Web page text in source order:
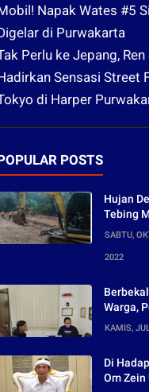
Napak Wates #5
di Purwakarta
Perlu ke Jepang, Ren
Sensasi Street
di Harper
POSTS
Hujan
Tebing
Menuju
SABTU,
2022
Warga,
KAMIS,
Di
Om Zein